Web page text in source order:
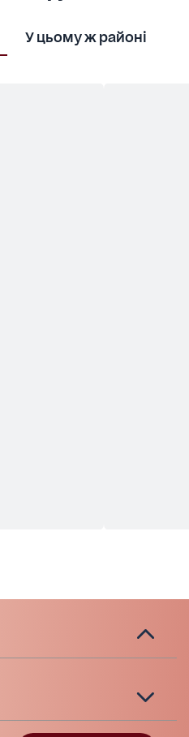
У цьому ж районі